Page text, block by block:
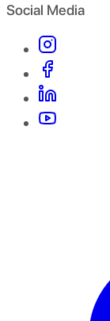
Social Media